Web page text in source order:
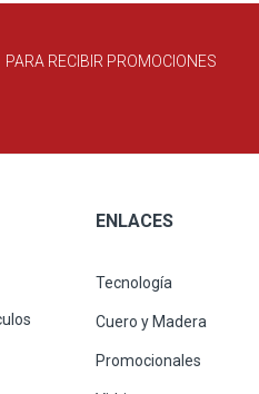
PARA RECIBIR PROMOCIONES
ENLACES
Tecnología
Cuero y Madera
Promocionales